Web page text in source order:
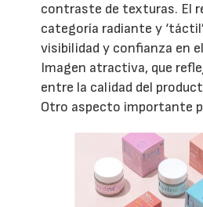
contraste de texturas. El
categoría radiante y
visibilidad y confianza en
Imagen atractiva, que
entre la calidad del
Otro aspecto importante